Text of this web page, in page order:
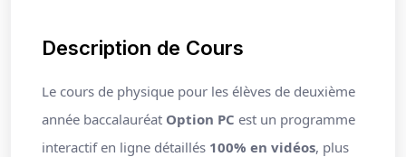
Description de Cours
Le cours de physique pour les élèves de deuxième
année baccalauréat Option PC est un programme
interactif en ligne détaillés 100% en vidéos, plus